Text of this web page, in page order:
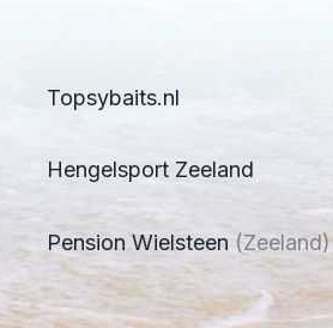
Topsybaits.nl
Hengelsport Zeeland
Pension Wielsteen (Zeeland)